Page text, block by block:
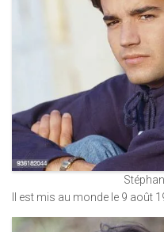
Il est mis au monde le 9 août